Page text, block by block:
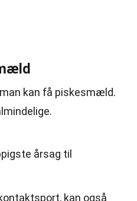
kan få piskesmæld.
årsag til
kan også